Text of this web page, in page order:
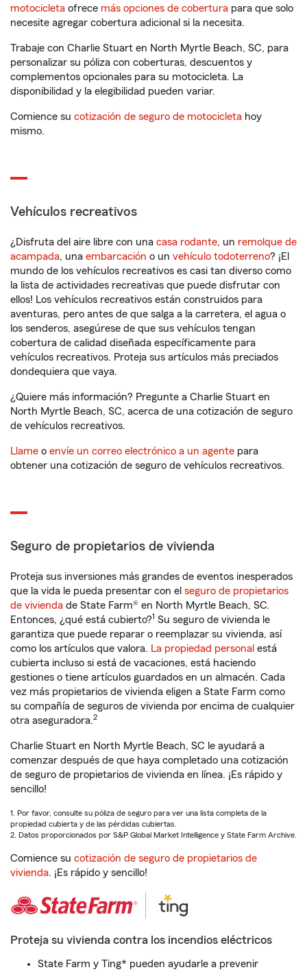
motocicleta ofrece más opciones de cobertura para que solo
necesite agregar cobertura adicional si la necesita.
Trabaje con Charlie Stuart en North Myrtle Beach, SC, para
personalizar su póliza con coberturas, descuentos y
complementos opcionales para su motocicleta. La
disponibilidad y la elegibilidad pueden variar.
Comience su cotización de seguro de motocicleta hoy
mismo.
Vehículos recreativos
¿Disfruta del aire libre con una casa rodante, un remolque de
acampada, una embarcación o un vehículo todoterreno? ¡El
mundo de los vehículos recreativos es casi tan diverso como
la lista de actividades recreativas que puede disfrutar con
ellos! Los vehículos recreativos están construidos para
aventuras, pero antes de que salga a la carretera, el agua o
los senderos, asegúrese de que sus vehículos tengan
cobertura de calidad diseñada específicamente para
vehículos recreativos. Proteja sus artículos más preciados
dondequiera que vaya.
¿Quiere más información? Pregunte a Charlie Stuart en
North Myrtle Beach, SC, acerca de una cotización de seguro
de vehículos recreativos.
Llame o envíe un correo electrónico a un agente para
obtener una cotización de seguro de vehículos recreativos.
Seguro de propietarios de vivienda
Proteja sus inversiones más grandes de eventos inesperados
que la vida le pueda presentar con el seguro de propietarios
de vivienda de State Farm® en North Myrtle Beach, SC.
Entonces, ¿qué está cubierto?1 Su seguro de vivienda le
garantiza que puede reparar o reemplazar su vivienda, así
como los artículos que valora. La propiedad personal está
cubierta incluso si está de vacaciones, está haciendo
gestiones o tiene artículos guardados en un almacén. Cada
vez más propietarios de vivienda eligen a State Farm como
su compañía de seguros de vivienda por encima de cualquier
otra aseguradora.2
Charlie Stuart en North Myrtle Beach, SC le ayudará a
comenzar después de que haya completado una cotización
de seguro de propietarios de vivienda en línea. ¡Es rápido y
sencillo!
1. Por favor, consulte su póliza de seguro para ver una lista completa de la
propiedad cubierta y de las pérdidas cubiertas.
2. Datos proporcionados por S&P Global Market Intelligence y State Farm Archive.
Comience su cotización de seguro de propietarios de
vivienda. ¡Es rápido y sencillo!
Proteja su vivienda contra los incendios eléctricos
State Farm y Ting* pueden ayudarle a prevenir